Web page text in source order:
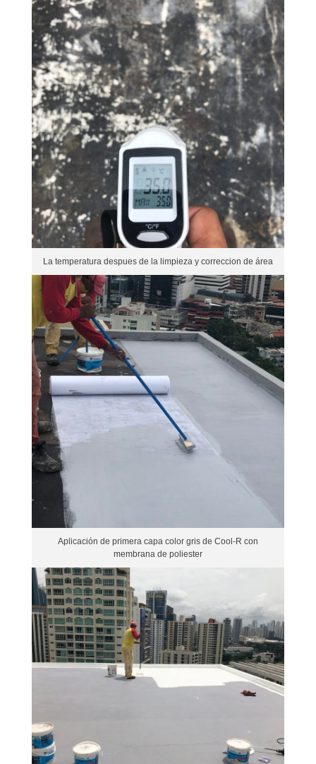
La temperatura despues de la limpieza y correccion de área
Aplicación de primera capa color gris de Cool-R con
membrana de poliester